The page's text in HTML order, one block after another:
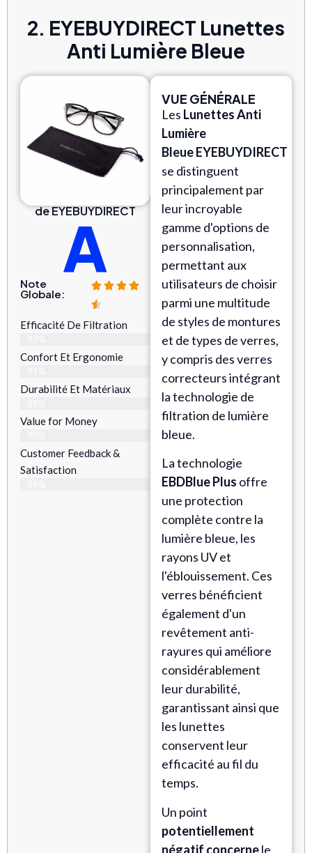
2. EYEBUYDIRECT Lunettes
Anti Lumière Bleue
de EYEBUYDIRECT
A
Note
Globale:
Efficacité De Filtration
Confort Et Ergonomie
Durabilité Et Matériaux
Value for Money
Customer Feedback &
Satisfaction​
VUE GÉNÉRALE
Les Lunettes Anti
Lumière
BleueEYEBUYDIRECT
se distinguent
principalement par
leur incroyable
gamme d'options de
personnalisation,
permettant aux
utilisateurs de choisir
parmi une multitude
de styles de montures
et de types de verres,
y compris des verres
correcteurs intégrant
la technologie de
filtration de lumière
bleue.
La technologie
EBDBlue Plus offre
une protection
complète contre la
lumière bleue, les
rayons UV et
l'éblouissement. Ces
verres bénéficient
également d'un
revêtement anti-
rayures qui améliore
considérablement
leur durabilité,
garantissant ainsi que
les lunettes
conservent leur
efficacité au fil du
temps.
Un point
potentiellement
négatif concernele